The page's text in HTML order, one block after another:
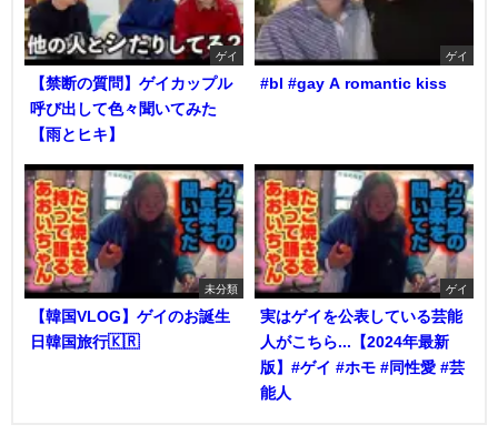
ゲイ
【禁断の質問】ゲイカップル
呼び出して色々聞いてみた
【雨とヒキ】
ゲイ
#bl #gay A romantic kiss
未分類
【韓国VLOG】ゲイのお誕生
日韓国旅行🇰🇷
ゲイ
実はゲイを公表している芸能
人がこちら...【2024年最新
版】#ゲイ #ホモ #同性愛 #芸
能人